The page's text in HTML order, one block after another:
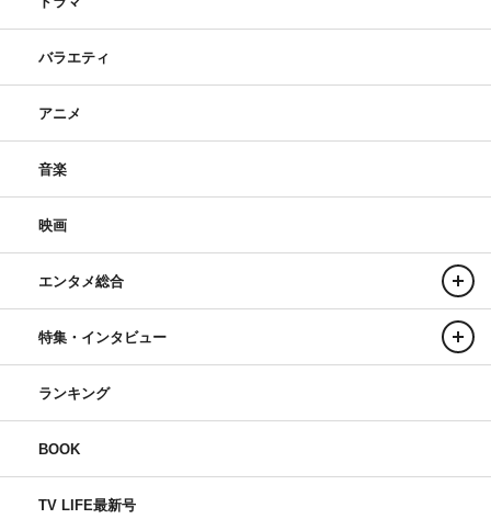
バラエティ
アニメ
音楽
映画
エンタメ総合
特集・インタビュー
ランキング
BOOK
TV LIFE最新号